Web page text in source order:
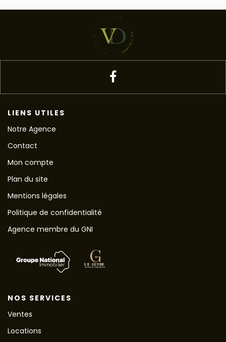
LIENS UTILES
Notre Agence
Contact
Mon compte
Plan du site
Mentions légales
Politique de confidentialité
Agence membre du GNI
NOS SERVICES
Ventes
Locations